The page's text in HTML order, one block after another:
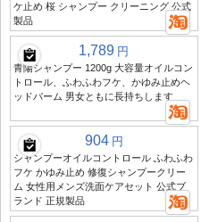
ケ止め 桜 シャンプー クリーニング 公式
製品
1,789 円
青陽シャンプー 1200g 大容量オイルコン
トロール、ふわふわフケ、かゆみ止めヘ
ッドバーム 男女ともに長持ちします
904 円
シャンプーオイルコントロール ふわふわ
フケ かゆみ止め 修復シャンプークリー
ム 女性用メンズ洗面ケアセット 公式ブ
ランド 正規製品